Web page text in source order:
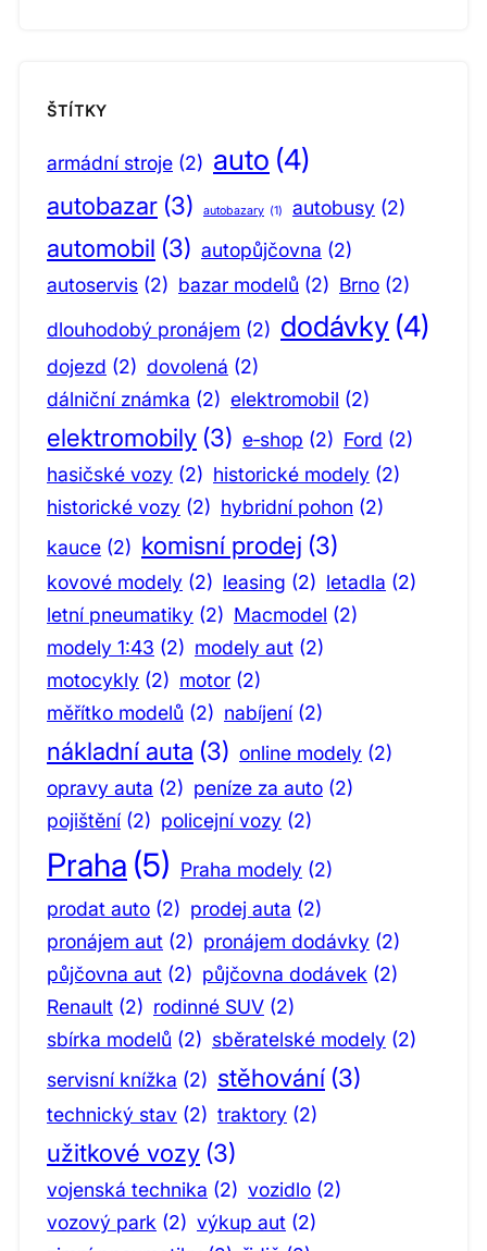
ŠTÍTKY
armádní stroje (2) auto (4)
autobazar (3) autobazary (1) autobusy (2)
automobil (3) autopůjčovna (2)
autoservis (2) bazar modelů (2) Brno (2)
dlouhodobý pronájem (2) dodávky (4)
dojezd (2) dovolená (2)
dálniční známka (2) elektromobil (2)
elektromobily (3) e‑shop (2) Ford (2)
hasičské vozy (2) historické modely (2)
historické vozy (2) hybridní pohon (2)
kauce (2) komisní prodej (3)
kovové modely (2) leasing (2) letadla (2)
letní pneumatiky (2) Macmodel (2)
modely 1:43 (2) modely aut (2)
motocykly (2) motor (2)
měřítko modelů (2) nabíjení (2)
nákladní auta (3) online modely (2)
opravy auta (2) peníze za auto (2)
pojištění (2) policejní vozy (2)
Praha (5) Praha modely (2)
prodat auto (2) prodej auta (2)
pronájem aut (2) pronájem dodávky (2)
půjčovna aut (2) půjčovna dodávek (2)
Renault (2) rodinné SUV (2)
sbírka modelů (2) sběratelské modely (2)
servisní knížka (2) stěhování (3)
technický stav (2) traktory (2)
užitkové vozy (3)
vojenská technika (2) vozidlo (2)
vozový park (2) výkup aut (2)